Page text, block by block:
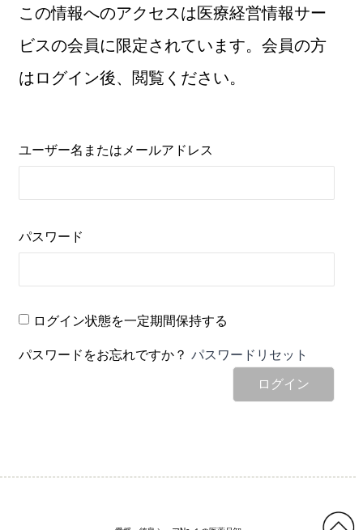
この情報へのアクセスは医療経営情報サー
ビスの会員に限定されています。会員の方
はログイン後、閲覧ください。
ユーザー名またはメールアドレス
パスワード
ログイン状態を一定期間保持する
パスワードをお忘れですか？パスワードリセット
ログイン